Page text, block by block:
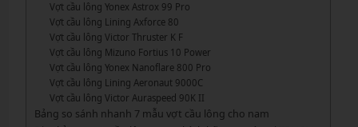
Vợt cầu lông Yonex Astrox 99 Pro
Vợt cầu lông Lining Axforce 80
Vợt cầu lông Victor Thruster K F
Vợt cầu lông Mizuno Fortius 10 Power
Vợt cầu lông Yonex Nanoflare 800 Pro
Vợt cầu lông Lining Aeronaut 9000C
Vợt cầu lông Victor Auraspeed 90K II
Bảng so sánh nhanh 7 mẫu vợt cầu lông cho nam